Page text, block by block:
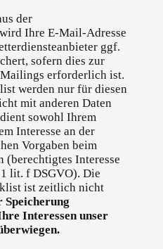
der
Ihre E-Mail-Adresse
ggf.
sofern dies zur
erforderlich ist.
werden nur für diesen
mit anderen Daten
sowohl Ihrem
Interesse an der
Vorgaben beim
(berechtigtes Interesse
lit. f DSGVO). Die
ist zeitlich nicht
Speicherung
Interessen unser